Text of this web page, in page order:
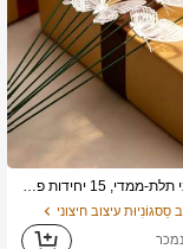
סט דקורטיבי תלת-ממדי, 15 יחידות פרחי פרפר מלאכותיים תלת-ממדיים לבנים, מתאים לאגרטלים, פטיו חיצוני וחגיגות חתונה (גובה פרפר: 3.15 רגל, גבעול ניתן להארכה עד 9.84 רגל)
ב סַסגוֹנִיוּת עיצוב חיצוני